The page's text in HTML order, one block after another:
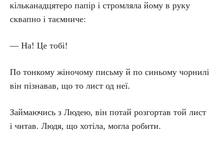
кільканадцятеро папір і стромляла йому в руку
сквапно і таємниче:
— На! Це тобі!
По тонкому жіночому письму й по синьому чорнилі
він пізнавав, що то лист од неї.
Займаючись з Людею, він потай розгортав той лист
і читав. Людя, що хотіла, могла робити.